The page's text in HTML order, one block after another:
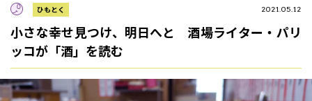
ひもとく 2021.05.12
小さな幸せ見つけ、明日へと 酒場ライター・パリ
ッコが「酒」を読む